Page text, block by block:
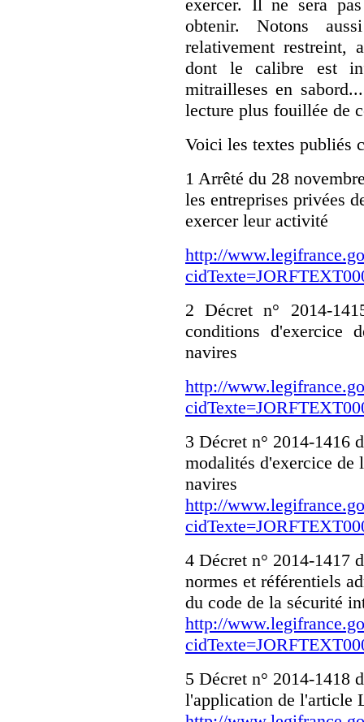
exercer. Il ne sera
obtenir. Notons
relativement restreint,
dont le calibre est
mitrailleses en
lecture plus fouillée de
Voici les textes publiés
1 Arrêté du 28
les entreprises privées
exercer leur activité
http://
2 Décret n° 2014-
conditions d'exercice
navires
http://
3 Décret n° 2014-1416
modalités d'exercice de
navires
http://
4 Décret n° 2014-1417
normes et référentiels
du code de la sécurité
http://
5 Décret n° 2014-1418
l'application de l'article